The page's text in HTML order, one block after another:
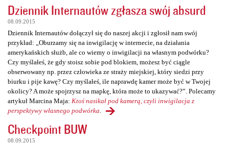
Dziennik Internautów zgłasza swój absurd
08.09.2015
Dziennik Internautów dołączył się do naszej akcji i zgłosił nam swój
przykład: „Oburzamy się na inwigilację w internecie, na działania
amerykańskich służb, ale co wiemy o inwigilacji na własnym podwórku?
Czy myślałeś, że gdy stoisz sobie pod blokiem, możesz być ciągle
obserwowany np. przez człowieka ze straży miejskiej, który siedzi przy
biurku i pije kawę? Czy myślałeś, ile naprawdę kamer może być w Twojej
okolicy? A może spojrzysz na mapkę, która może to ukazywać?”. Polecamy
artykuł Marcina Maja: Ktoś nasikał pod kamerą, czyli inwigilacja z
perspektywy własnego podwórka
Checkpoint BUW
08.09.2015